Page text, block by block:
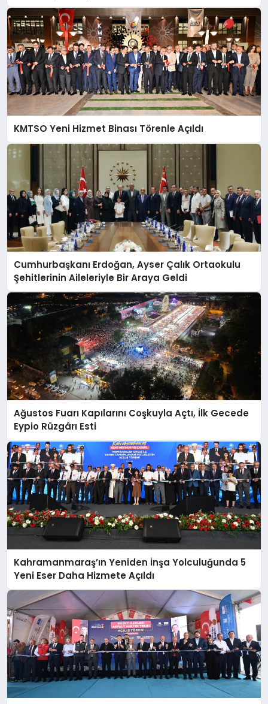
KMTSO Yeni Hizmet Binası Törenle Açıldı
Cumhurbaşkanı Erdoğan, Ayser Çalık Ortaokulu
Şehitlerinin Aileleriyle Bir Araya Geldi
Ağustos Fuarı Kapılarını Coşkuyla Açtı, İlk Gecede
Eypio Rüzgârı Esti
Kahramanmaraş’ın Yeniden İnşa Yolculuğunda 5
Yeni Eser Daha Hizmete Açıldı